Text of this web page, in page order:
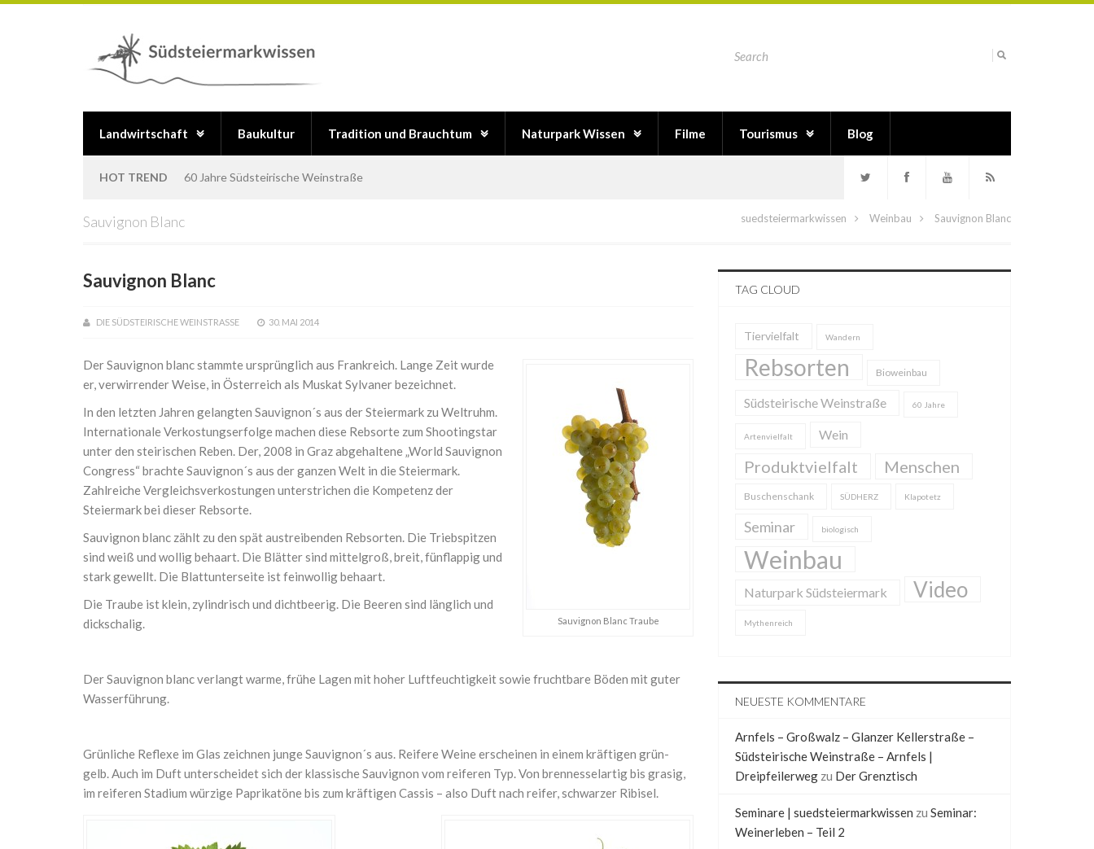
Landwirtschaft Baukultur Tradition und Brauchtum Naturpark Wissen Filme Tourismus Blog
HOT TREND 60 Jahre Südsteirische Weinstraße
Sauvignon Blanc suedsteiermarkwissen Weinbau Sauvignon Blanc
Sauvignon Blanc
DIE SÜDSTEIRISCHE WEINSTRASSE 30. MAI 2014
Sauvignon Blanc Traube
Der Sauvignon blanc stammte ursprünglich aus Frankreich. Lange Zeit wurde
er, verwirrender Weise, in Österreich als Muskat Sylvaner bezeichnet.
In den letzten Jahren gelangten Sauvignon´s aus der Steiermark zu Weltruhm.
Internationale Verkostungserfolge machen diese Rebsorte zum Shootingstar
unter den steirischen Reben. Der, 2008 in Graz abgehaltene „World Sauvignon
Congress“ brachte Sauvignon´s aus der ganzen Welt in die Steiermark.
Zahlreiche Vergleichsverkostungen unterstrichen die Kompetenz der
Steiermark bei dieser Rebsorte.
Sauvignon blanc zählt zu den spät austreibenden Rebsorten. Die Triebspitzen
sind weiß und wollig behaart. Die Blätter sind mittelgroß, breit, fünflappig und
stark gewellt. Die Blattunterseite ist feinwollig behaart.
Die Traube ist klein, zylindrisch und dichtbeerig. Die Beeren sind länglich und
dickschalig.
Der Sauvignon blanc verlangt warme, frühe Lagen mit hoher Luftfeuchtigkeit sowie fruchtbare Böden mit guter
Wasserführung.
Grünliche Reflexe im Glas zeichnen junge Sauvignon´s aus. Reifere Weine erscheinen in einem kräftigen grün-
gelb. Auch im Duft unterscheidet sich der klassische Sauvignon vom reiferen Typ. Von brennesselartig bis grasig,
im reiferen Stadium würzige Paprikatöne bis zum kräftigen Cassis – also Duft nach reifer, schwarzer Ribisel.
TAG CLOUD
Tiervielfalt Wandern
Rebsorten Bioweinbau
Südsteirische Weinstraße 60 Jahre
Artenvielfalt Wein
Produktvielfalt Menschen
Buschenschank SÜDHERZ Klapotetz
Seminar biologisch
Weinbau
Naturpark Südsteiermark Video
Mythenreich
NEUESTE KOMMENTARE
Arnfels – Großwalz – Glanzer Kellerstraße –
Südsteirische Weinstraße – Arnfels |
Dreipfeilerweg zu Der Grenztisch
Seminare | suedsteiermarkwissen zu Seminar:
Weinerleben – Teil 2